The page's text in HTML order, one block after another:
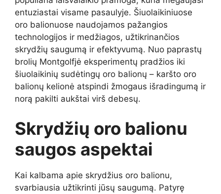
entuziastai visame pasaulyje. Šiuolaikiniuose
oro balionuose naudojamos pažangios
technologijos ir medžiagos, užtikrinančios
skrydžių saugumą ir efektyvumą. Nuo paprastų
brolių Montgolfjė eksperimentų pradžios iki
šiuolaikinių sudėtingų oro balionų – karšto oro
balionų kelionė atspindi žmogaus išradingumą ir
norą pakilti aukštai virš debesų.
Skrydžių oro balionu
saugos aspektai
Kai kalbama apie skrydžius oro balionu,
svarbiausia užtikrinti jūsų saugumą. Patyrę